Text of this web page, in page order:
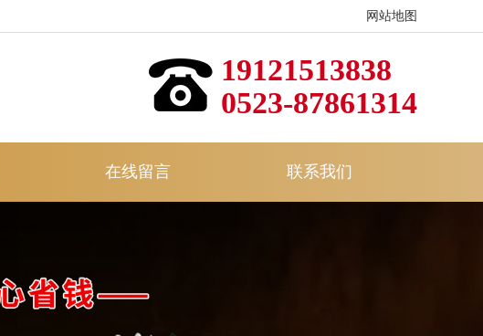
网站地图
19121513838
0523-87861314
在线留言 联系我们